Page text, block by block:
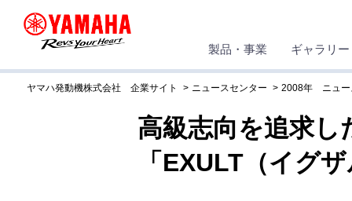
製品・事業 ギャラリー
ヤマハ発動機株式会社 企業サイト ニュースセンター 2008年 ニュー
高級志向を追求
「EXULT（イグ